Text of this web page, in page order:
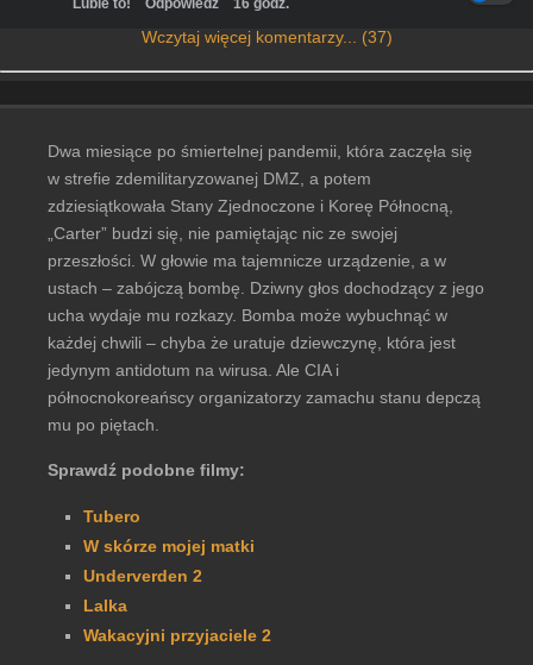
Lubie to! Odpowiedz 16 godz.
Wczytaj więcej komentarzy... (37)
Dwa miesiące po śmiertelnej pandemii, która zaczęła się
w strefie zdemilitaryzowanej DMZ, a potem
zdziesiątkowała Stany Zjednoczone i Koreę Północną,
„Carter” budzi się, nie pamiętając nic ze swojej
przeszłości. W głowie ma tajemnicze urządzenie, a w
ustach – zabójczą bombę. Dziwny głos dochodzący z jego
ucha wydaje mu rozkazy. Bomba może wybuchnąć w
każdej chwili – chyba że uratuje dziewczynę, która jest
jedynym antidotum na wirusa. Ale CIA i
północnokoreańscy organizatorzy zamachu stanu depczą
mu po piętach.
Sprawdź podobne filmy:
Tubero
W skórze mojej matki
Underverden 2
Lalka
Wakacyjni przyjaciele 2